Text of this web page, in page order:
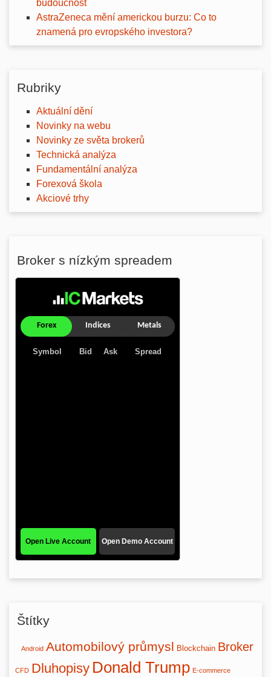
budoucnost
AstraZeneca mění americkou burzu: Co to
znamená pro evropského investora?
Rubriky
Aktuální dění
Novinky na webu
Novinky ze světa brokerů
Technická analýza
Fundamentální analýza
Forexová škola
Akciové trhy
Broker s nízkým spreadem
Štítky
Android Automobilový průmysl Blockchain Broker
CFD Dluhopisy Donald Trump E-commerce